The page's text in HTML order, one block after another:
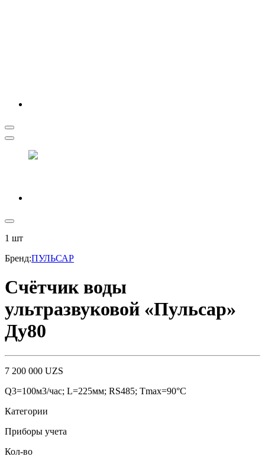
1 шт
Бренд:ПУЛЬСАР
Счётчик воды
ультразвуковой «Пульсар»
Ду80
7 200 000 UZS
Q3=100м3/час; L=225мм; RS485; Тmax=90°С
Категории
Приборы учета
Кол-во